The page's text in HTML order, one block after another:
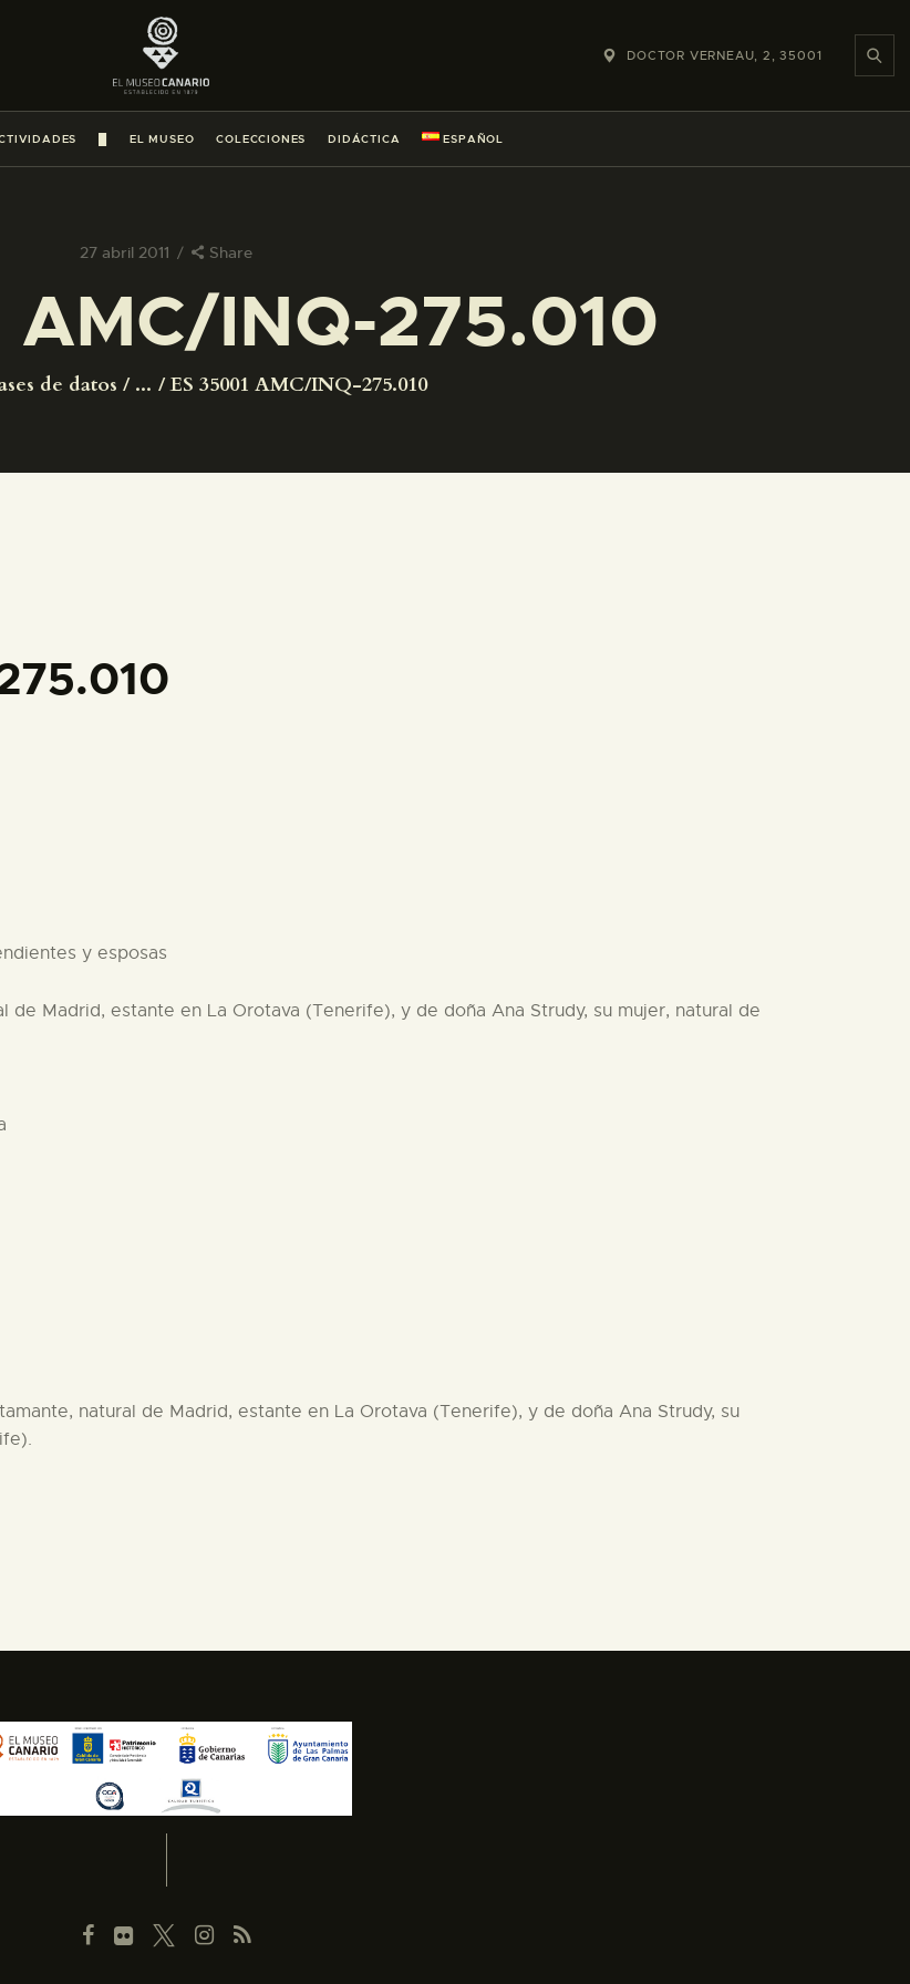
DOCTOR VERNEAU, 2, 35001
EL MUSEO COLECCIONES DIDÁCTICA ESPAÑOL
27 abril 2011 Share
AMC/INQ-275.010
de datos ... ES 35001 AMC/INQ-275.010
LA VISITA
y esposas
de Madrid, estante en La Orotava (Tenerife), y de doña Ana Strudy, su mujer, natural de
natural de Madrid, estante en La Orotava (Tenerife), y de doña Ana Strudy, su